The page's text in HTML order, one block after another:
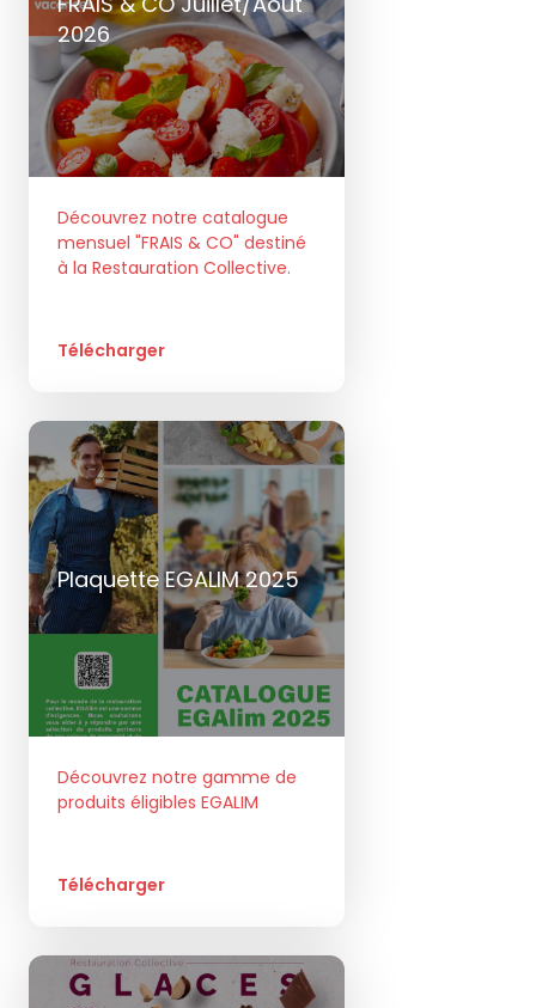
2026
Découvrez notre catalogue
mensuel "FRAIS & CO" destiné
à la Restauration Collective.
Télécharger
Plaquette EGALIM 2025
Découvrez notre gamme de
produits éligibles EGALIM
Télécharger